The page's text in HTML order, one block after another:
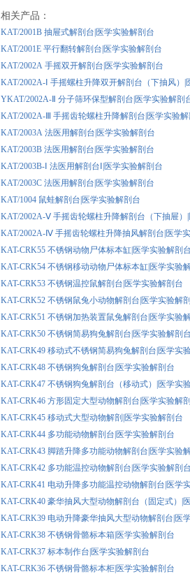
相关产品：
KAT/2001B 抽屉式解剖台|医学实验解剖台
KAT/2001E 平行翻转解剖台|医学实验解剖台
KAT/2002A 手摇双开解剖台|医学实验解剖台
KAT/2002A-Ⅰ 手摇螺柱升降双开解剖台（下抽风）|
YKAT/2002A-Ⅱ 分子筛环保型解剖台|医学实验解剖
KAT/2002A-Ⅲ 手摇齿轮螺柱升降解剖台|医学实验解
KAT/2003A 法医用解剖台|医学实验解剖台
KAT/2003B 法医用解剖台|医学实验解剖台
KAT/2003B-Ⅰ 法医用解剖台Ⅰ|医学实验解剖台
KAT/2003C 法医用解剖台|医学实验解剖台
KAT/1004 鼠蛙解剖台|医学实验解剖台
KAT/2002A-Ⅴ 手摇齿轮螺柱升降解剖台（下抽屉）
KAT/2002A-Ⅳ 手摇齿轮螺柱升降抽风解剖台|医学
KAT-CRK55 不锈钢动物尸体标本缸|医学实验解剖台
KAT-CRK54 不锈钢移动动物尸体标本缸|医学实验
KAT-CRK53 不锈钢温控鼠解剖台|医学实验解剖台
KAT-CRK52 不锈钢鼠兔小动物解剖台|医学实验解
KAT-CRK51 不锈钢加热装置鼠兔解剖台|医学实验
KAT-CRK50 不锈钢简易狗兔解剖台|医学实验解剖台
KAT-CRK49 移动式不锈钢简易狗兔解剖台|医学实
KAT-CRK48 不锈钢狗兔解剖台|医学实验解剖台
KAT-CRK47 不锈钢狗兔解剖台（移动式）|医学实
KAT-CRK46 方形固定大型动物解剖台|医学实验解
KAT-CRK45 移动式大型动物解剖|医学实验解剖台
KAT-CRK44 多功能动物解剖台|医学实验解剖台
KAT-CRK43 脚踏升降多功能动物解剖台|医学实验
KAT-CRK42 多功能温控动物解剖台|医学实验解剖台
KAT-CRK41 电动升降多功能温控动物解剖台|医学
KAT-CRK40 豪华抽风大型动物解剖台（固定式）|
KAT-CRK39 电动升降豪华抽风大型动物解剖台|医
KAT-CRK38 不锈钢骨骼标本箱|医学实验解剖台
KAT-CRK37 标本制作台|医学实验解剖台
KAT-CRK36 不锈钢骨骼标本柜|医学实验解剖台